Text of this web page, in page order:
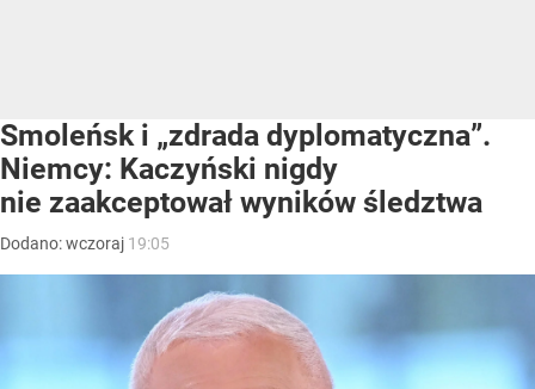
Smoleńsk i „zdrada dyplomatyczna”.
Niemcy: Kaczyński nigdy
nie zaakceptował wyników śledztwa
Dodano:wczoraj 19:05